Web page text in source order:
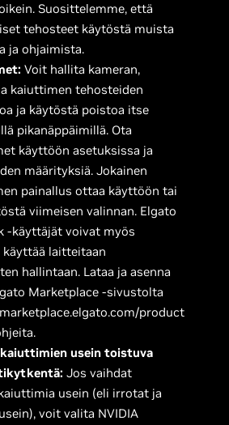
Suosittelemme, että
tehosteet käytöstä muista
ja ohjaimista.
Voit hallita kameran,
kaiuttimen tehosteiden
ja käytöstä poistoa itse
pikanäppäimillä. Ota
käyttöön asetuksissa ja
määrityksiä. Jokainen
painallus ottaa käyttöön tai
viimeisen valinnan. Elgato
-käyttäjät voivat myös
käyttää laitteitaan
hallintaan. Lataa ja asenna
Marketplace -sivustolta
product
usein toistuva
Jos vaihdat
usein (eli irrotat ja
voit valita NVIDIA